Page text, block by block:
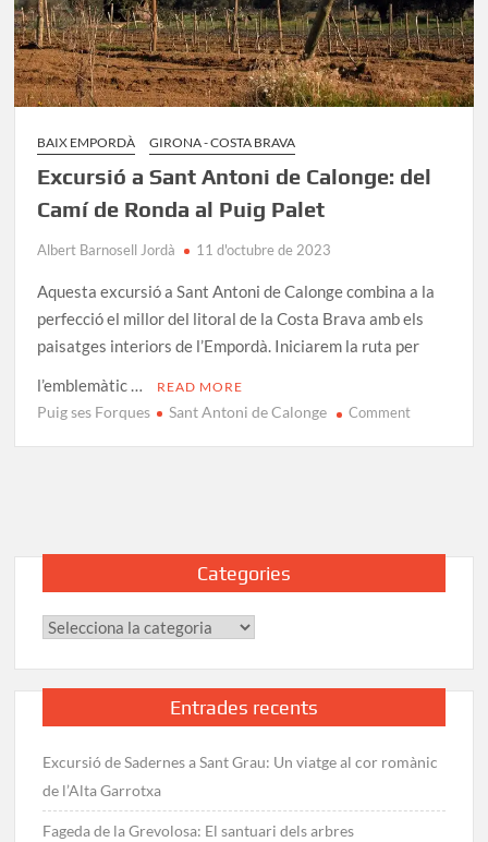
BAIX EMPORDÀ GIRONA - COSTA BRAVA
Excursió a Sant Antoni de Calonge: del
Camí de Ronda al Puig Palet
Albert Barnosell Jordà 11 d'octubre de 2023
Aquesta excursió a Sant Antoni de Calonge combina a la
perfecció el millor del litoral de la Costa Brava amb els
paisatges interiors de l’Empordà. Iniciarem la ruta per
l’emblemàtic …
READ MORE
Puig ses Forques Sant Antoni de Calonge Commenton
Calonge:
Palet
Categories
Categories
Entrades recents
Excursió de Sadernes a Sant Grau: Un viatge al cor romànic
de l’Alta Garrotxa
Fageda de la Grevolosa: El santuari dels arbres